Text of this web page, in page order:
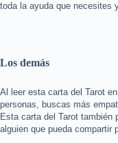
toda la ayuda que necesites
Los demás
Al leer esta carta del Tarot
personas, buscas más
Esta carta del Tarot también
alguien que pueda compartir